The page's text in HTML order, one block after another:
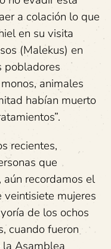
a colación lo que
en su visita
(Malekus) en
pobladores
animales
habían muerto
recientes,
que
recordamos el
mujeres
de los ochos
cuando fueron
Asamblea